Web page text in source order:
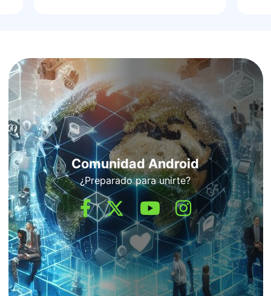
Comunidad Android
¿Preparado para unirte?